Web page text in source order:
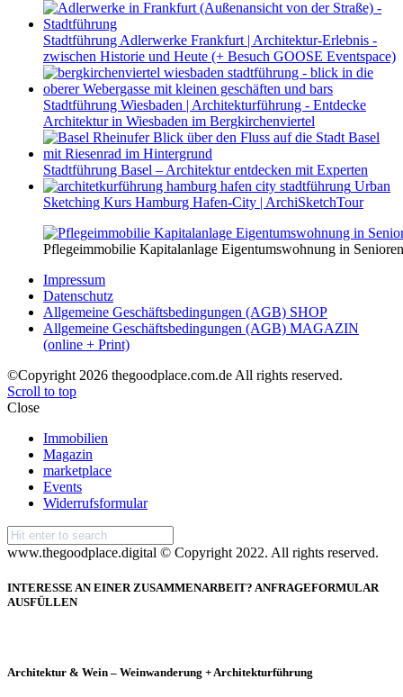
Stadtführung Adlerwerke Frankfurt | Architektur-Erlebnis -
zwischen Historie und Heute (+ Besuch GOOSE Eventspace)
Stadtführung Wiesbaden | Architekturführung - Entdecke
Architektur in Wiesbaden im Bergkirchenviertel
Stadtführung Basel – Architektur entdecken mit Experten
Urban
Sketching Kurs Hamburg Hafen-City | ArchiSketchTour
Pflegeimmobilie Kapitalanlage Eigentumswohnung in
Impressum
Datenschutz
Allgemeine Geschäftsbedingungen (AGB) SHOP
Allgemeine Geschäftsbedingungen (AGB) MAGAZIN
(online + Print)
©Copyright 2026 thegoodplace.com.de All rights reserved.
Scroll to top
Close
Immobilien
Magazin
marketplace
Events
Widerrufsformular
Search
for:
www.thegoodplace.digital © Copyright 2022. All rights reserved.
INTERESSE AN EINER ZUSAMMENARBEIT? ANFRAGEFORMULAR
AUSFÜLLEN
Architektur & Wein – Weinwanderung + Architekturführung